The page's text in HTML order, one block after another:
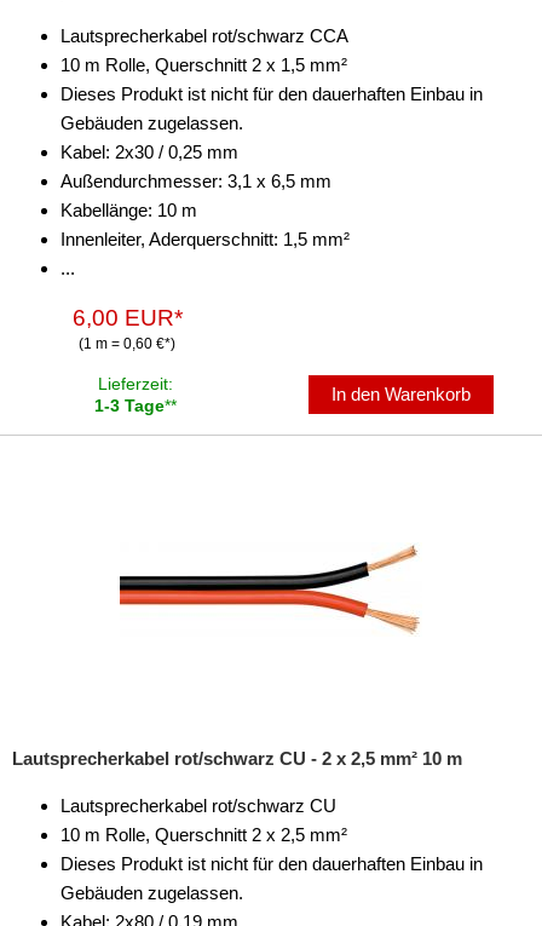
Lautsprecherkabel rot/schwarz CCA
10 m Rolle, Querschnitt 2 x 1,5 mm²
Dieses Produkt ist nicht für den dauerhaften Einbau in
Gebäuden zugelassen.
Kabel: 2x30 / 0,25 mm
Außendurchmesser: 3,1 x 6,5 mm
Kabellänge: 10 m
Innenleiter, Aderquerschnitt: 1,5 mm²
...
6,00 EUR*
(1 m = 0,60 €*)
Lieferzeit:
1-3 Tage**
In den Warenkorb
Lautsprecherkabel rot/schwarz CU - 2 x 2,5 mm² 10 m
Lautsprecherkabel rot/schwarz CU
10 m Rolle, Querschnitt 2 x 2,5 mm²
Dieses Produkt ist nicht für den dauerhaften Einbau in
Gebäuden zugelassen.
Kabel: 2x80 / 0,19 mm